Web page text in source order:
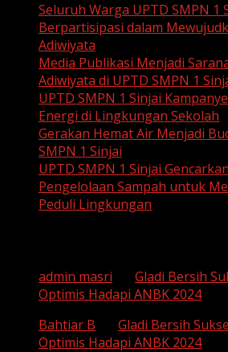
Seluruh Warga UPTD SMPN 1
Berpartisipasi dalam
Adiwiyata
Media Publikasi Menjadi
Adiwiyata di UPTD SMPN 1
UPTD SMPN 1 Sinjai
Energi di Lingkungan Sekolah
Gerakan Hemat Air Menjadi
SMPN 1 Sinjai
UPTD SMPN 1 Sinjai
Pengelolaan Sampah untuk
Peduli Lingkungan
admin masri
Gladi Bersih
Optimis Hadapi ANBK 2024
Bahtiar B
Gladi Bersih
Optimis Hadapi ANBK 2024